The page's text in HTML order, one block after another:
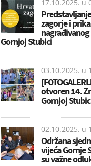
17.10.2025. u
zagorje i
Gornjoj Stubici
03.10.2025. u
otvoren 14.
Gornjoj
02.10.2025. u
Održana
vijeća Gornje
su važne